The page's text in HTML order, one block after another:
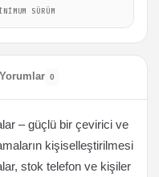
SÜRÜM
Yorumlar 0
– güçlü bir çevirici ve
kişiselleştirilmesi
stok telefon ve kişiler